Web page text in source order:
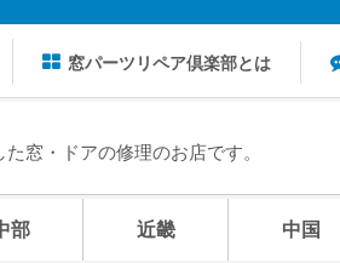
窓パーツリペア倶楽部とは
窓・ドアの修理のお店です。
部 近畿 中国